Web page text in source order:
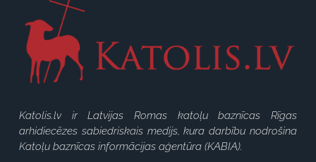
Katolis.lv ir Latvijas Romas katoļu baznīcas Rīgas
arhidiecēzes sabiedriskais medijs, kura darbību nodrošina
Katoļu baznīcas informācijas aģentūra (KABIA).